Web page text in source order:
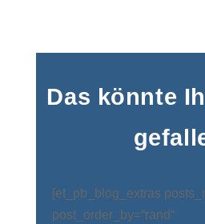
Das könnte
[et_pb_blog_extras
post_order_by=“rand“